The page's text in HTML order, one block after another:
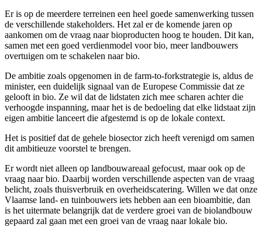
Er is op de meerdere terreinen een heel goede samenwerking tussen
de verschillende stakeholders. Het zal er de komende jaren op
aankomen om de vraag naar bioproducten hoog te houden. Dit kan,
samen met een goed verdienmodel voor bio, meer landbouwers
overtuigen om te schakelen naar bio.
De ambitie zoals opgenomen in de farm-to-forkstrategie is, aldus de
minister, een duidelijk signaal van de Europese Commissie dat ze
gelooft in bio. Ze wil dat de lidstaten zich mee scharen achter die
verhoogde inspanning, maar het is de bedoeling dat elke lidstaat zijn
eigen ambitie lanceert die afgestemd is op de lokale context.
Het is positief dat de gehele biosector zich heeft verenigd om samen
dit ambitieuze voorstel te brengen.
Er wordt niet alleen op landbouwareaal gefocust, maar ook op de
vraag naar bio. Daarbij worden verschillende aspecten van de vraag
belicht, zoals thuisverbruik en overheidscatering. Willen we dat onze
Vlaamse land- en tuinbouwers iets hebben aan een bioambitie, dan
is het uitermate belangrijk dat de verdere groei van de biolandbouw
gepaard zal gaan met een groei van de vraag naar lokale bio.